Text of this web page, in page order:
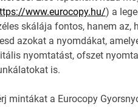
www.eurocopy.hu/) a
skálája fontos, hanem az,
azokat a nyomdákat,
nyomtatást, ofszet
is.
mintákat a Eurocopy